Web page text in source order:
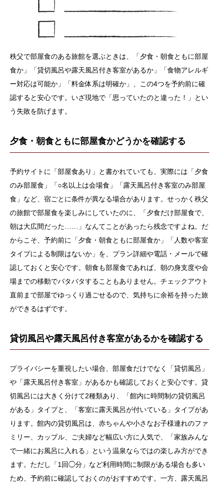
秩父で部屋食のある旅館を選ぶときは、「夕食・朝食ともに部屋
食か」「貸切風呂や露天風呂付き客室があるか」「食物アレルギ
ー対応は可能か」「料金体系は明確か」、この4つを予約前に確
認すると安心です。いざ現地で「思っていたのと違った！」とい
う失敗を防げます。
夕食・朝食ともに部屋食かどうかを確認する
予約サイトに「部屋食あり」と書かれていても、実際には「夕食
のみ部屋食」「○名以上は会場食」「露天風呂付き客室のみ部屋
食」など、宿ごとに条件が異なる場合があります。せっかく秩父
の旅館で部屋食を楽しみにしていたのに、「夕食だけ部屋食で、
朝は大広間だった……」なんてことがあったら残念ですよね。だ
からこそ、予約前に「夕食・朝食ともに部屋食か」「人数や客室
タイプによる制限はないか」を、プラン詳細や電話・メールで確
認しておくと安心です。朝食も部屋食であれば、朝の身支度や会
場までの移動でバタバタすることもありません。チェックアウト
直前まで部屋でゆっくり過ごせるので、気持ちに余裕を持った旅
ができるはずです。
貸切風呂や露天風呂付き客室があるかを確認する
プライバシーを重視したい場合、部屋食だけでなく「貸切風呂」
や「露天風呂付き客室」があるかも確認しておくと安心です。貸
切風呂には大きく分けて2種類あり、「館内に時間制の貸切風呂
がある」タイプと、「客室に露天風呂が付いている」タイプがあ
ります。館内の貸切風呂は、赤ちゃんや小さなお子様連れのファ
ミリー、カップル、ご夫婦など幅広い方に人気で、「家族みんな
で一緒にお風呂に入れる」という温泉ならではの楽しみ方ができ
ます。ただし「1回◯分」など利用時間に制限がある場合も多い
ため、予約前に確認しておくのがおすすめです。一方、露天風呂